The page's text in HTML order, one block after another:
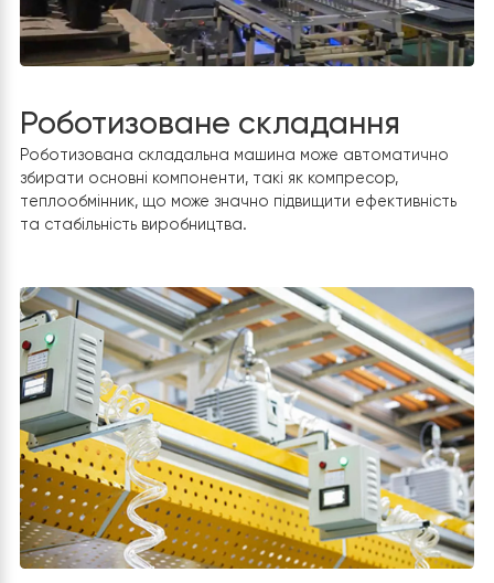
стрічку стандартним способом та інтелектуально
контролювати швидкість упаковки. У порівнянні зі
звичайною ручною упаковкою автоматичне
виробництва., але й підвищити якість упаковки.
Роботизоване складання